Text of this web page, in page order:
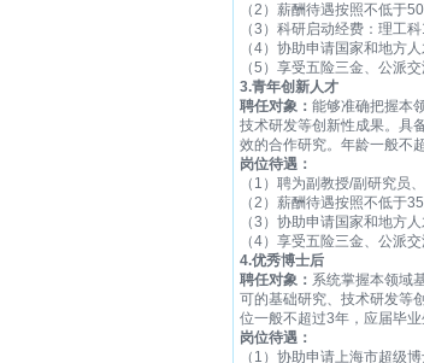
（2）薪酬待遇按照不低于
（3）科研启动经费：理工
（4）协助申请国家和地方
（5）享受五险三金、公派
3.青年创新人才
聘任对象： 能够准确把握本
技术研发等创新性成果。具
效的合作研究。年龄一般不
岗位待遇：
（1）聘为副教授/副研究员
（2）薪酬待遇按照不低于
（3）协助申请国家和地方
（4）享受五险三金、公派
4.优秀博士后
聘任对象： 系统掌握本领域
可的基础研究、技术研发等
位一般不超过3年，应届毕业
岗位待遇：
（1）协助申请上海市超级